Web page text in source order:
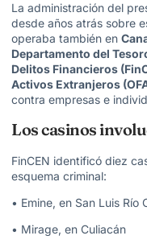
La administración del
desde años atrás sobre
operaba también en
Departamento del
Delitos Financieros
Activos Extranjeros
contra empresas e
Los casinos
FinCEN identificó diez
esquema criminal:
• Emine, en San Luis Río
• Mirage, en Culiacán